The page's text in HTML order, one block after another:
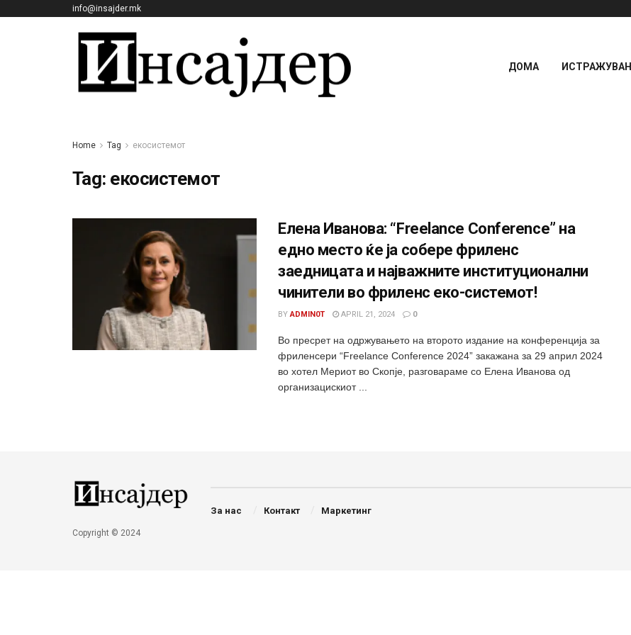
info@insajder.mk
ДОМА
Home Tag екосистемот
Tag: екосистемот
Елена Иванова: “Freelance Conference” на
едно место ќе ја собере фриленс
заедницата и најважните институционални
чинители во фриленс еко-системот!
BY ADMIN0T APRIL 21, 2024 0
Во пресрет на одржувањето на второто издание на конференција за
фриленсери “Freelance Conference 2024” закажана за 29 април 2024
во хотел Мериот во Скопје, разговараме со Елена Иванова од
организацискиот ...
Copyright © 2024
За нас Контакт Маркетинг